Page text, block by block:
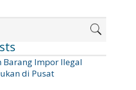
Barang Impor Ilegal
di Pusat